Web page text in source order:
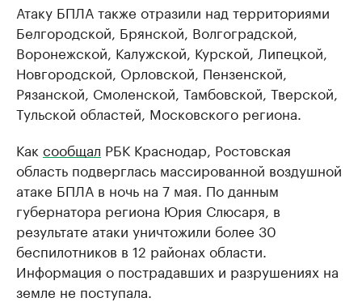
Атаку БПЛА также отразили над территориями
Белгородской, Брянской, Волгоградской,
Воронежской, Калужской, Курской, Липецкой,
Новгородской, Орловской, Пензенской,
Рязанской, Смоленской, Тамбовской, Тверской,
Тульской областей, Московского региона.
Как сообщал РБК Краснодар, Ростовская
область подверглась массированной воздушной
атаке БПЛА в ночь на 7 мая. По данным
губернатора региона Юрия Слюсаря, в
результате атаки уничтожили более 30
беспилотников в 12 районах области.
Информация о пострадавших и разрушениях на
земле не поступала.